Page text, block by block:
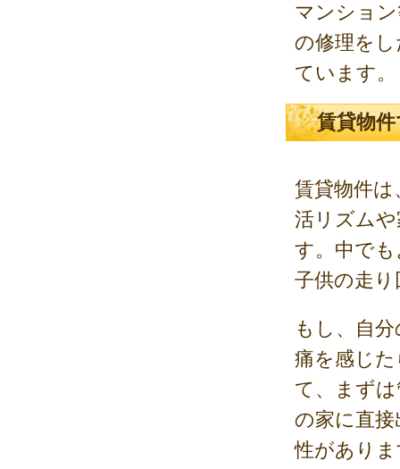
マンショ
の修理を
ています。
賃貸物
賃貸物件
活リズム
す。中で
子供の走
もし、自
痛を感じ
て、まず
の家に直
性があり